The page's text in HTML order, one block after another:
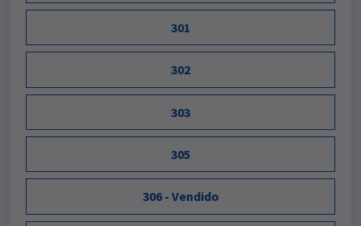
301
302
303
305
306 - Vendido